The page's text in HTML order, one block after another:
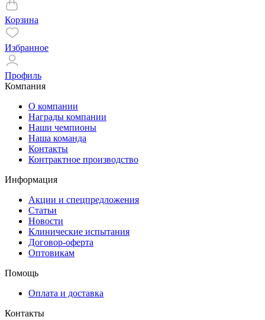
Корзина
Избранное
Профиль
Компания
О компании
Награды компании
Наши чемпионы
Наша команда
Контакты
Контрактное производство
Информация
Акции и спецпредложения
Статьи
Новости
Клинические испытания
Договор-оферта
Оптовикам
Помощь
Оплата и доставка
Контакты